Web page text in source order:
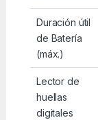
Duración útil
de Batería
(máx.)
Lector de
huellas
digitales